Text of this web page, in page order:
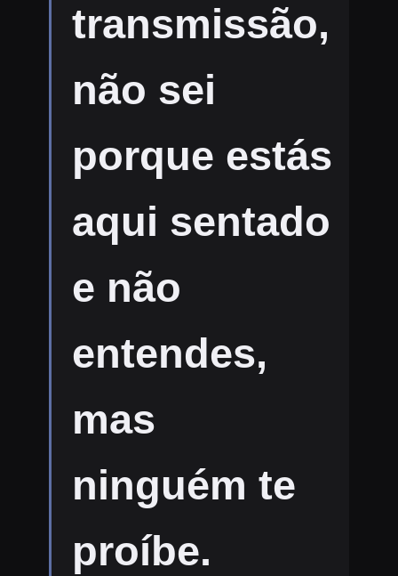
transmissão,
não sei
porque estás
aqui sentado
e não
entendes,
mas
ninguém te
proíbe.